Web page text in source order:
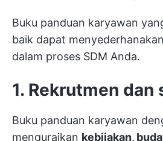
Buku panduan karyawan
baik dapat
dalam proses SDM Anda.
1. Rekrutmen dan
Buku panduan karyawan
menguraikan kebijakan,